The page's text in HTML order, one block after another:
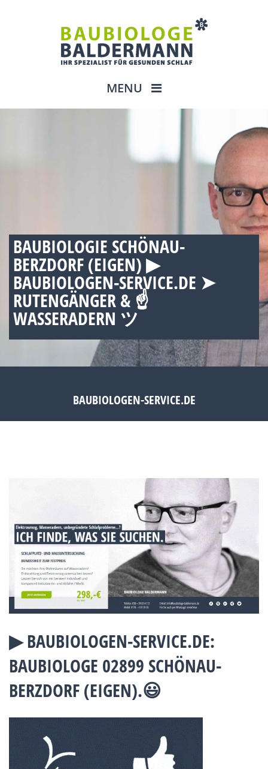
MENU
BAUBIOLOGIE SCHÖNAU-
BERZDORF (EIGEN) ▶︎
BAUBIOLOGEN-SERVICE.DE ➤
RUTENGÄNGER & ☝
WASSERADERN ツ
BAUBIOLOGEN-SERVICE.DE
▶︎ BAUBIOLOGEN-SERVICE.DE:
BAUBIOLOGE 02899 SCHÖNAU-
BERZDORF (EIGEN).😃